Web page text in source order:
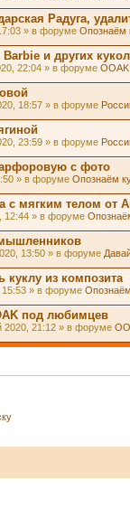
Радуга,
» в форуме Опознаём
и других
22:04 » в форуме
18:57 » в форуме
23:59 » в форуме
с фото
» в форуме Опознаём
с мягким телом от
12:44 » в форуме
13:50 » в форуме
куклу из композита
» в форуме
под любимцев
2020, 21:12 » в форуме